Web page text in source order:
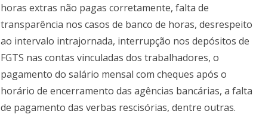
horas extras não pagas corretamente, falta de
transparência nos casos de banco de horas, desrespeito
ao intervalo intrajornada, interrupção nos depósitos de
FGTS nas contas vinculadas dos trabalhadores, o
pagamento do salário mensal com cheques após o
horário de encerramento das agências bancárias, a falta
de pagamento das verbas rescisórias, dentre outras.